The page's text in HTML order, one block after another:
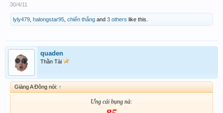
30/4/11
lyly479 halongstar95 chiến thắng and 3 others like this.
quaden
Thần Tài
Giàng A Đông nói: ↑
Ưng cái bụng nà: